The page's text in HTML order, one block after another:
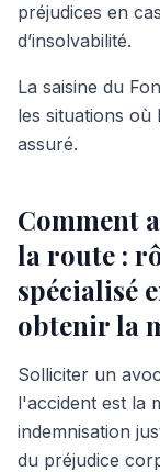
préjudices en
d’insolvabilité.
La saisine du
les situations
assuré.
Comment
la route :
spécialisé
obtenir la
Solliciter un
l'accident est la
indemnisation
du préjudice